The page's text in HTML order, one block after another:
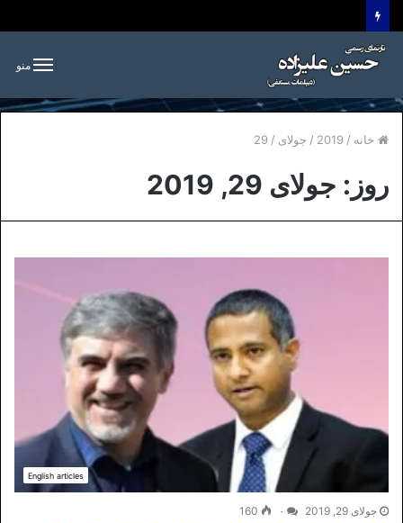
منو
خانه /
2019
/ جولای /
29
روز: جولای 29, 2019
English articles
جولای 29, 2019 ۰ 160